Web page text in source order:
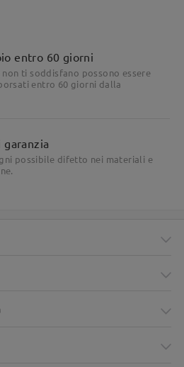
entro 60 giorni
non ti soddisfano possono essere
entro 60 giorni dalla
possibile difetto nei materiali e